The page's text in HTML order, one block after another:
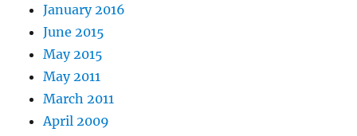
January 2016
June 2015
May 2015
May 2011
March 2011
April 2009